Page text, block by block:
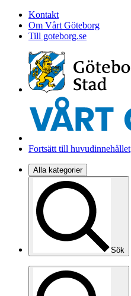
Kontakt
Om Vårt Göteborg
Till goteborg.se
Fortsätt till huvudinnehållet
Alla kategorier
Sök